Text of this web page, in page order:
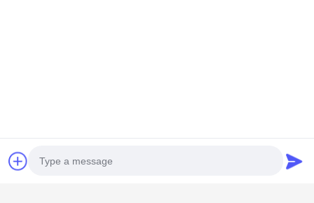
Categorias populares Todos